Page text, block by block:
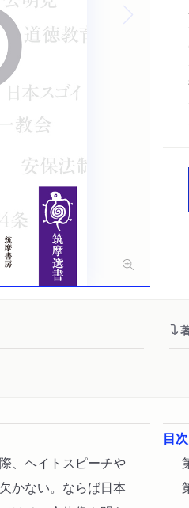
、ヘイトスピーチや
かない。ならば日本
目次